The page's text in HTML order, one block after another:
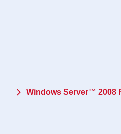
Windows Server™ 2008